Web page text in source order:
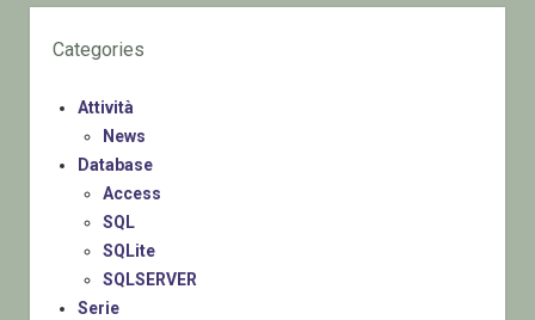
Categories
Attività
News
Database
Access
SQL
SQLite
SQLSERVER
Serie